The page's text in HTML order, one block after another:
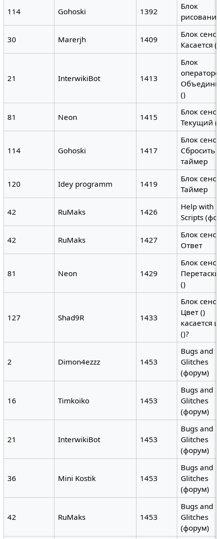
114 Gohoski 1392
Блок
30 Marerjh 1409
Блок
Касается ()
21 InterwikiBot 1413
Блок
()
81 Neon 1415
Блок
Текущий ()
114 Gohoski 1417
Блок
Сбросить
таймер
120 Idey programm 1419
Блок
Таймер
42 RuMaks 1426
Help with
Scripts
42 RuMaks 1427
Блок
Ответ
81 Neon 1429
Блок
()
127 Shad9R 1433
Блок
Цвет ()
касается
()?
2 Dimon4ezzz 1453
Bugs and
Glitches
(форум)
16 Timkoiko 1453
Bugs and
Glitches
(форум)
21 InterwikiBot 1453
Bugs and
Glitches
(форум)
36 Mini Kostik 1453
Bugs and
Glitches
(форум)
42 RuMaks 1453
Bugs and
Glitches
(форум)